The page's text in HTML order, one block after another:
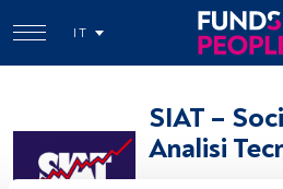
IT
SIAT –
Analisi